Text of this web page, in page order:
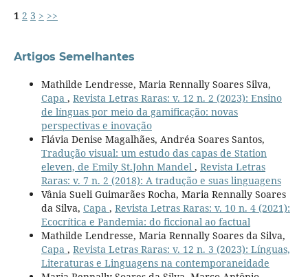
1 2 3 > >>
Artigos Semelhantes
Mathilde Lendresse, Maria Rennally Soares Silva,
Capa , Revista Letras Raras: v. 12 n. 2 (2023): Ensino
de línguas por meio da gamificação: novas
perspectivas e inovação
Flávia Denise Magalhães, Andréa Soares Santos,
Tradução visual: um estudo das capas de Station
eleven, de Emily St.John Mandel , Revista Letras
Raras: v. 7 n. 2 (2018): A tradução e suas linguagens
Vânia Sueli Guimarães Rocha, Maria Rennally Soares
da Silva, Capa , Revista Letras Raras: v. 10 n. 4 (2021):
Ecocrítica e Pandemia: do ficcional ao factual
Mathilde Lendresse, Maria Rennally Soares da Silva,
Capa , Revista Letras Raras: v. 12 n. 3 (2023): Línguas,
Literaturas e Linguagens na contemporaneidade